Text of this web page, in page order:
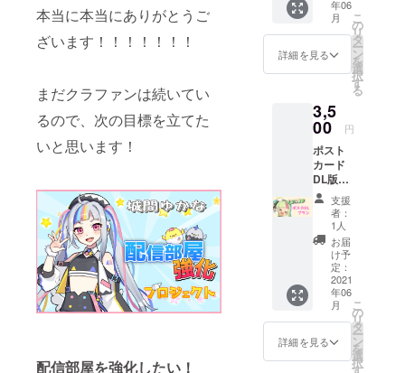
本当に本当にありがとうご
ざいます！！！！！！！
まだクラファンは続いてい
るので、次の目標を立てた
いと思います！
配信部屋を強化したい！
モデル
の壁紙1
枚
Live2D
モデル
の壁紙1
考欄に
希望の
お名前
をご記
入くだ
さい。
※壁紙の
サイズ
1980x1
080で
す。
年06
月
詳細を見る
こ
の
リ
タ
ー
ン
を
選
択
す
る
3,5
00 円
ポスト
カード
DL版
AB（JP
G画像）
（＆
ネット
プリン
トの番
号） ＋
支援者
様一覧
動画で
のお名
前お読
み上げ
支援
者：
1人
お届
け予
定：
2021
年06
月
詳細を見る
こ
の
リ
タ
ー
ン
を
選
択